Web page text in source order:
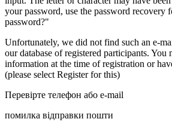
your password, use the password recovery
password?"
Unfortunately, we did not find such an e-
our database of registered participants. You
information at the time of registration or
(please select Register for this)
Перевірте телефон або e-mail
помилка відправки пошти